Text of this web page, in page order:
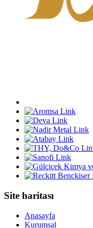
Site haritası
Anasayfa
Kurumsal